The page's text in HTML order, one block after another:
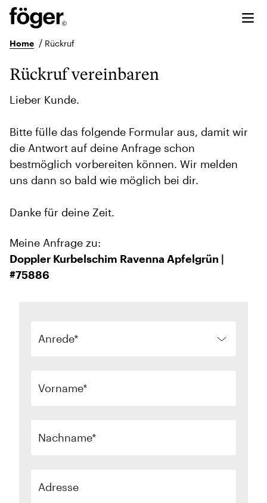
Home / Rückruf
Rückruf vereinbaren
Lieber Kunde.
Bitte fülle das folgende Formular aus, damit wir
die Antwort auf deine Anfrage schon
bestmöglich vorbereiten können. Wir melden
uns dann so bald wie möglich bei dir.
Danke für deine Zeit.
Meine Anfrage zu:
Doppler Kurbelschim Ravenna Apfelgrün |
#75886
Anrede
Vorname
Nachname
Adresse